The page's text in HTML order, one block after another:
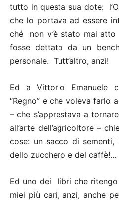
tutto in questa sua dote:
che lo portava ad essere
ché non v’è stato mai atto
fosse dettato da un
personale. Tutt’altro, anzi!
Ed a Vittorio Emanuele
“Regno” e che voleva farlo
– che s’apprestava a
all’arte dell’agricoltore –
cose: un sacco di sementi,
dello zucchero e del caffè!…
Ed uno dei libri che
miei più cari, anzi, anche